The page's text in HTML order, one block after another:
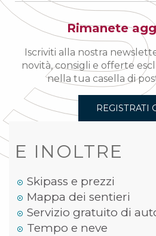
Rimanete
Iscriviti alla nostra
novità, consigli e offerte
nella tua casella di
REGISTRATI
E INOLTRE
Skipass e prezzi
Mappa dei sentieri
Servizio gratuito di
Tempo e neve